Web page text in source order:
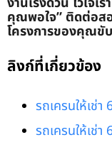
คุณพอใจ” ติดต่อส
โครงการของคุณขั
ลิงก์ที่เกี่ยวข้อง
รถเครนให้เช่
รถเครนให้เช่